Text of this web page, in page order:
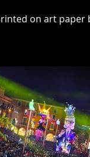
on art paper